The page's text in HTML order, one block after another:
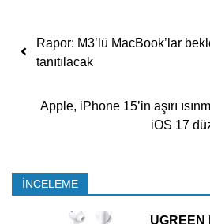
Yazı dolaşımı
Rapor: M3’lü MacBook’lar
tanıtılacak
Apple, iPhone 15’in aşırı
iOS 17
İNCELEME